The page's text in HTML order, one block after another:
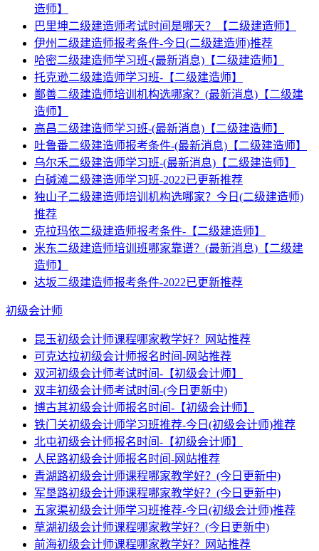
造师】
巴里坤二级建造师考试时间是哪天？【二级建造师】
伊州二级建造师报考条件-今日(二级建造师)推荐
哈密二级建造师学习班-(最新消息)【二级建造师】
托克逊二级建造师学习班-【二级建造师】
鄯善二级建造师培训机构选哪家？(最新消息)【二级建
造师】
高昌二级建造师学习班-(最新消息)【二级建造师】
吐鲁番二级建造师报考条件-(最新消息)【二级建造师】
乌尔禾二级建造师学习班-(最新消息)【二级建造师】
白碱滩二级建造师学习班-2022已更新推荐
独山子二级建造师培训机构选哪家？今日(二级建造师)
推荐
克拉玛依二级建造师报考条件-【二级建造师】
米东二级建造师培训班哪家靠谱？(最新消息)【二级建
造师】
达坂二级建造师报考条件-2022已更新推荐
初级会计师
昆玉初级会计师课程哪家教学好？网站推荐
可克达拉初级会计师报名时间-网站推荐
双河初级会计师考试时间-【初级会计师】
双丰初级会计师考试时间-(今日更新中)
博古其初级会计师报名时间-【初级会计师】
铁门关初级会计师学习班推荐-今日(初级会计师)推荐
北屯初级会计师报名时间-【初级会计师】
人民路初级会计师报名时间-网站推荐
青湖路初级会计师课程哪家教学好？(今日更新中)
军垦路初级会计师课程哪家教学好？(今日更新中)
五家渠初级会计师学习班推荐-今日(初级会计师)推荐
草湖初级会计师课程哪家教学好？(今日更新中)
前海初级会计师课程哪家教学好？网站推荐